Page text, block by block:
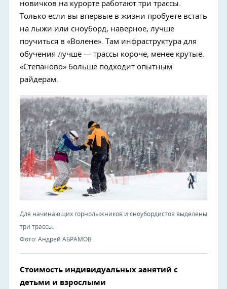
новичков на курорте работают три трассы.
Только если вы впервые в жизни пробуете встать
на лыжи или сноуборд, наверное, лучше
поучиться в «Волене». Там инфраструктура для
обучения лучше — трассы короче, менее крутые.
«Степаново» больше подходит опытным
райдерам.
Для начинающих горнолыжников и сноубордистов выделены
три трассы.
Фото: Андрей АБРАМОВ
Стоимость индивидуальных занятий с
детьми и взрослыми